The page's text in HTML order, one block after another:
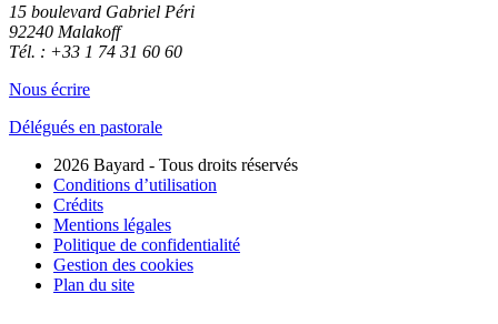
15 boulevard Gabriel Péri
92240 Malakoff
Tél. : +33 1 74 31 60 60
Nous écrire
Délégués en pastorale
2026 Bayard - Tous droits réservés
Conditions d’utilisation
Crédits
Mentions légales
Politique de confidentialité
Gestion des cookies
Plan du site